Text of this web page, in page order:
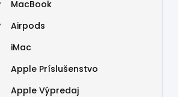
MacBook
Airpods
iMac
Apple Príslušenstvo
Apple Výpredaj